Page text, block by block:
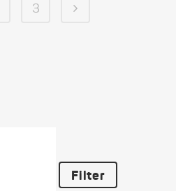
3
Filter